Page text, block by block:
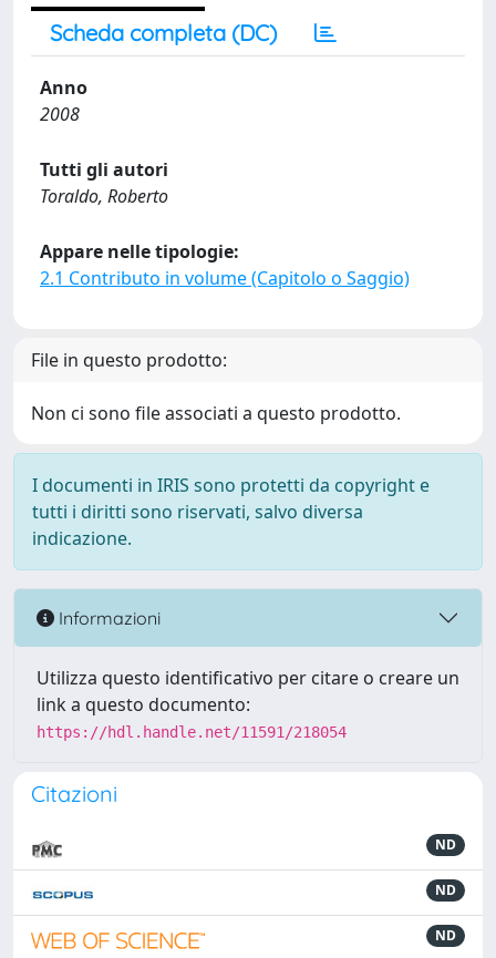
Scheda completa (DC)
Anno
2008
Tutti gli autori
Toraldo, Roberto
Appare nelle tipologie:
2.1 Contributo in volume (Capitolo o Saggio)
File in questo prodotto:
Non ci sono file associati a questo prodotto.
I documenti in IRIS sono protetti da copyright e
tutti i diritti sono riservati, salvo diversa
indicazione.
Informazioni
Utilizza questo identificativo per citare o creare un
link a questo documento:
https://hdl.handle.net/11591/218054
Citazioni
ND
ND
ND